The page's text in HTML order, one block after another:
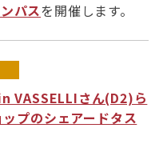
パスを開催します。
VASSELLIさん(D2)ら
プのシェアードタス